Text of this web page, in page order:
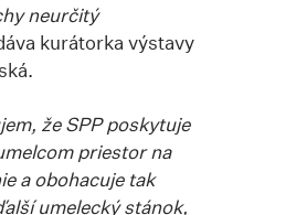
neurčitý
kurátorka výstavy
že SPP poskytuje
priestor na
a obohacuje tak
umelecký stánok,